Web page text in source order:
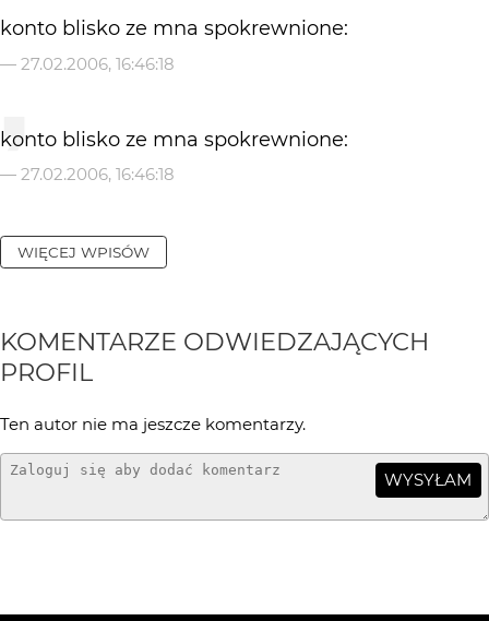
konto blisko ze mna spokrewnione:
— 27.02.2006, 16:46:18
konto blisko ze mna spokrewnione:
— 27.02.2006, 16:46:18
WIĘCEJ WPISÓW
KOMENTARZE ODWIEDZAJĄCYCH
PROFIL
Ten autor nie ma jeszcze komentarzy.
WYSYŁAM